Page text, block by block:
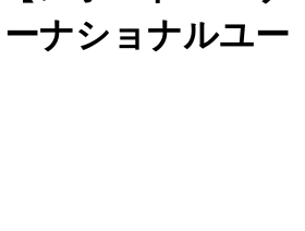
ナショナルユー